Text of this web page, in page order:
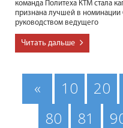
команда Политеха КТМ стала
признана лучшей в
руководством ведущего
Читать дальше
« 10 20
80
81